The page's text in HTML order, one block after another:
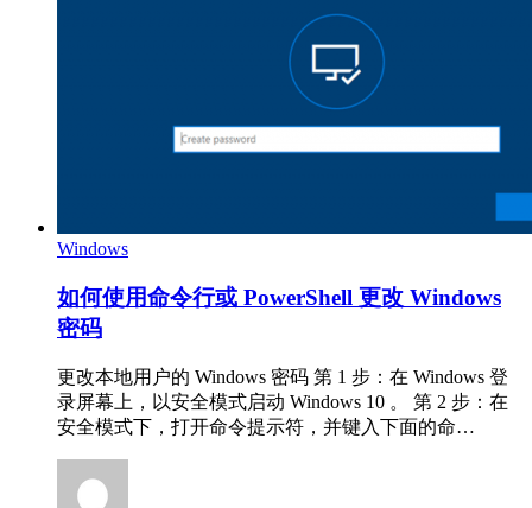
Windows
如何使用命令行或 PowerShell 更改 Windows
密码
更改本地用户的 Windows 密码 第 1 步：在 Windows 登
录屏幕上，以安全模式启动 Windows 10 。 第 2 步：在
安全模式下，打开命令提示符，并键入下面的命…